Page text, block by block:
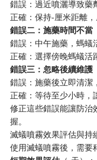
錯誤：過近噴灑導致藥
正確：保持-厘米距離
​錯誤二：施藥時間不當​
錯誤：中午施藥，螞蟻
正確：選擇傍晚螞蟻活
​錯誤三：忽略後續維護​
錯誤：施藥後立即清潔
正確：等待至少小時，
修正這些錯誤能讓防治
握。
滅蟻噴霧效果評估與持
使用滅蟻噴霧後，需要